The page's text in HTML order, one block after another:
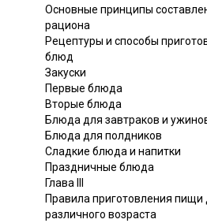
Основные принципы
рациона
Рецептуры и способы
блюд
Закуски
Первые блюда
Вторые блюда
Блюда для завтраков и
Блюда для полдников
Сладкие блюда и напитки
Праздничные блюда
Глава III
Правила приготовления пищи
различного возраста